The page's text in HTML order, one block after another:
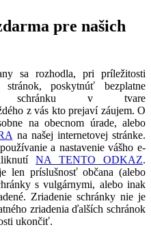
pre našich
sa rozhodla, pri príležitosti
stránok, poskytnúť bezplatne
schránku v tvare
z vás kto prejaví záujem. O
na obecnom úrade, alebo
na našej internetovej stránke.
a nastavenie vášho e-
NA TENTO ODKAZ.
len príslušnosť občana (alebo
s vulgárnymi, alebo inak
Zriadenie schránky nie je
zriadenia ďalších schránok
ukončiť.